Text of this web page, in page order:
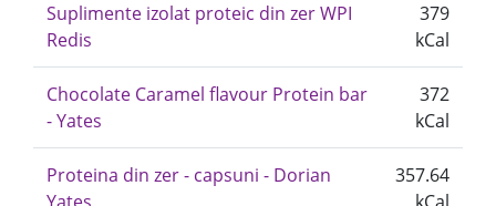
Suplimente izolat proteic din zer WPI
Redis
379
kCal
Chocolate Caramel flavour Protein bar
- Yates
372
kCal
Proteina din zer - capsuni - Dorian
357.64